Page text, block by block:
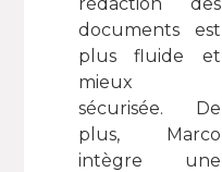
documents est
plus fluide et
mieux
sécurisée. De
plus, Marco
intègre une